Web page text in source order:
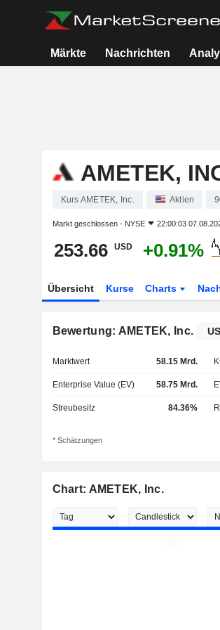
Märkte Nachrichten
AMETEK,
Kurs AMETEK, Inc. Aktien
Markt geschlossen - NYSE 22:00:03
253.66 USD +0.91%
Übersicht Kurse Charts
Bewertung: AMETEK, Inc.
Marktwert 58.15 Mrd.
Enterprise Value (EV) 58.75 Mrd.
Streubesitz 84.36%
* Schätzungen
Chart: AMETEK, Inc.